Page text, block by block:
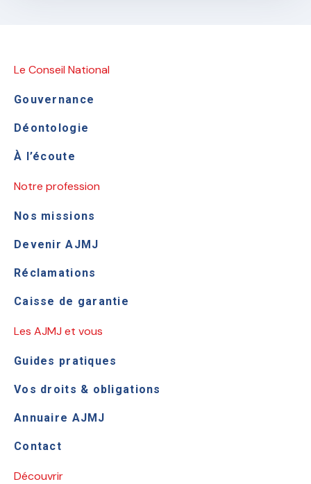
Le Conseil National
Gouvernance
Déontologie
À l’écoute
Notre profession
Nos missions
Devenir AJMJ
Réclamations
Caisse de garantie
Les AJMJ et vous
Guides pratiques
Vos droits & obligations
Annuaire AJMJ
Contact
Découvrir